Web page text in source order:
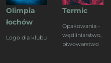
Olimpia
łochów
Logo dla klubu
Termic
Opakowania -
wędliniarstwo,
piwowarstwo